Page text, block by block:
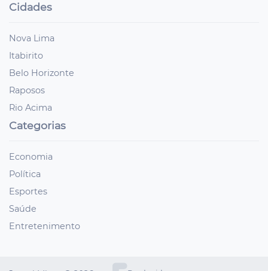
Cidades
Nova Lima
Itabirito
Belo Horizonte
Raposos
Rio Acima
Categorias
Economia
Política
Esportes
Saúde
Entretenimento